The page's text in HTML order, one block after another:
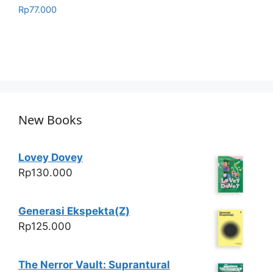
Rp77.000
New Books
Lovey Dovey
Rp130.000
Generasi Ekspekta(Z)
Rp125.000
The Nerror Vault: Suprantural